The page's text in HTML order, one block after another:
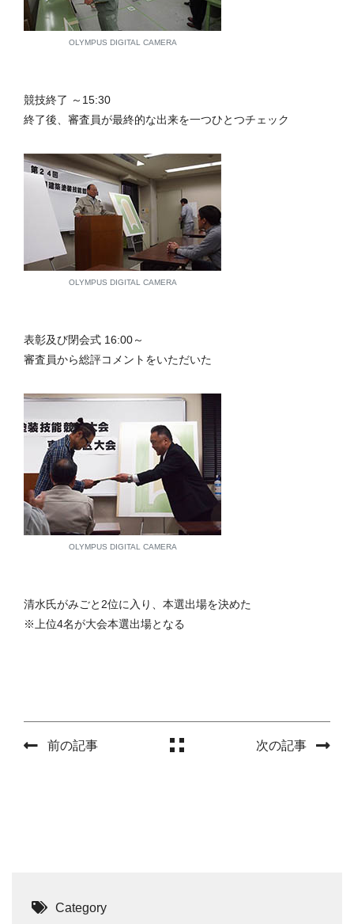
OLYMPUS DIGITAL CAMERA
競技終了 ～15:30
終了後、審査員が最終的な出来を一つひとつチェック
OLYMPUS DIGITAL CAMERA
表彰及び閉会式 16:00～
審査員から総評コメントをいただいた
OLYMPUS DIGITAL CAMERA
清水氏がみごと2位に入り、本選出場を決めた
※上位4名が大会本選出場となる
前の記事 次の記事
Category